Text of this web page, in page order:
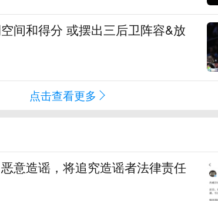
间和得分 或摆出三后卫阵容&放
点击查看更多
意造谣，将追究造谣者法律责任